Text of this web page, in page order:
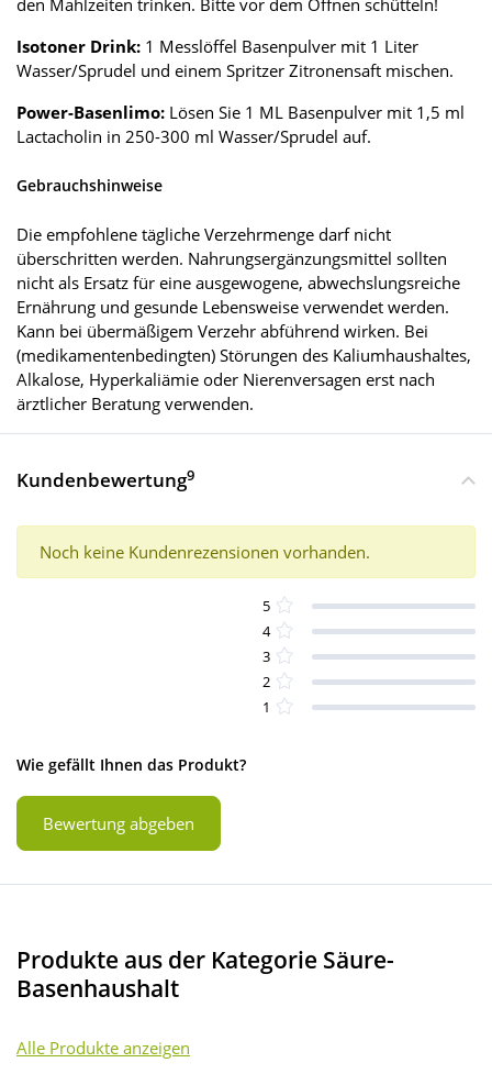
den Mahlzeiten trinken. Bitte vor dem Öffnen schütteln!
Isotoner Drink: 1 Messlöffel Basenpulver mit 1 Liter
Wasser/Sprudel und einem Spritzer Zitronensaft mischen.
Power-Basenlimo: Lösen Sie 1 ML Basenpulver mit 1,5 ml
Lactacholin in 250-300 ml Wasser/Sprudel auf.
Gebrauchshinweise
Die empfohlene tägliche Verzehrmenge darf nicht
überschritten werden. Nahrungsergänzungsmittel sollten
nicht als Ersatz für eine ausgewogene, abwechslungsreiche
Ernährung und gesunde Lebensweise verwendet werden.
Kann bei übermäßigem Verzehr abführend wirken. Bei
(medikamentenbedingten) Störungen des Kaliumhaushaltes,
Alkalose, Hyperkaliämie oder Nierenversagen erst nach
ärztlicher Beratung verwenden.
Kundenbewertung9
Noch keine Kundenrezensionen vorhanden.
5
4
3
2
1
Wie gefällt Ihnen das Produkt?
Bewertung abgeben
Produkte aus der Kategorie Säure-
Basenhaushalt
Alle Produkte anzeigen